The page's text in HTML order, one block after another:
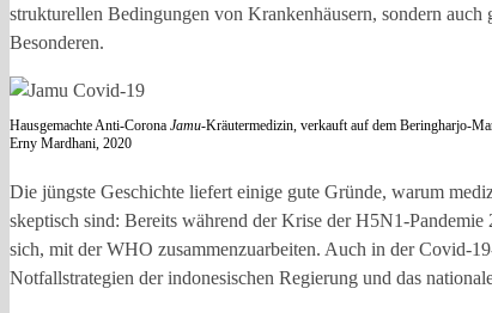
strukturellen Bedingungen von Krankenhäusern, sondern
Besonderen.
Hausgemachte Anti-Corona Jamu-Kräutermedizin, verkauft auf dem Beringharjo-
Erny Mardhani, 2020
Die jüngste Geschichte liefert einige gute Gründe, warum
skeptisch sind: Bereits während der Krise der H5N1-
sich, mit der WHO zusammenzuarbeiten. Auch in der Covid-
Notfallstrategien der indonesischen Regierung und das